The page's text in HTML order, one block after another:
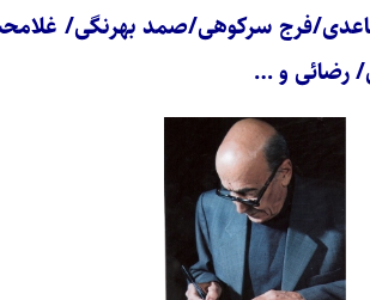
فرج سرکوهی/صمد بهرنگی/
رضائی و …